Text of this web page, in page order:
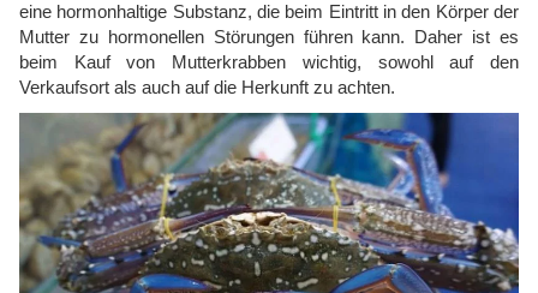
eine hormonhaltige Substanz, die beim Eintritt in den Körper der
Mutter zu hormonellen Störungen führen kann. Daher ist es
beim Kauf von Mutterkrabben wichtig, sowohl auf den
Verkaufsort als auch auf die Herkunft zu achten.